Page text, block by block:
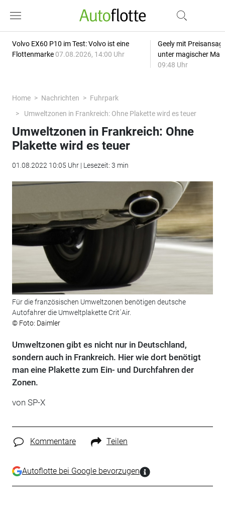
Volvo EX60 P10 im Test: Volvo ist eine
Flottenmarke 07.08.2026, 14:00 Uhr
Geely mit
unter magischer
09:48 Uhr
Home Nachrichten
Fuhrpark
Umweltzonen in Frankreich: Ohne Plakette wird es teuer
Umweltzonen in Frankreich: Ohne
Plakette wird es teuer
01.08.2022 10:05 Uhr | Lesezeit: 3 min
Für die französischen Umweltzonen benötigen deutsche
Autofahrer die Umweltplakette Crit´Air.
© Foto: Daimler
Umweltzonen gibt es nicht nur in Deutschland,
sondern auch in Frankreich. Hier wie dort benötigt
man eine Plakette zum Ein- und Durchfahren der
Zonen.
von SP-X
Kommentare Teilen
Autoflotte bei Google bevorzugen